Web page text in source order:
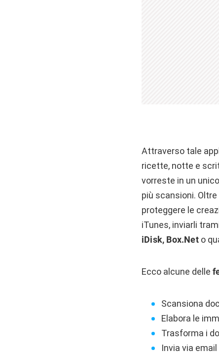
Attraverso tale
ricette, notte e
vorreste in un
più scansioni.
proteggere le
iTunes, inviarli
iDisk, Box.Neto
Ecco alcune delle
Scansiona
Elabora le
Trasforma i
Invia via